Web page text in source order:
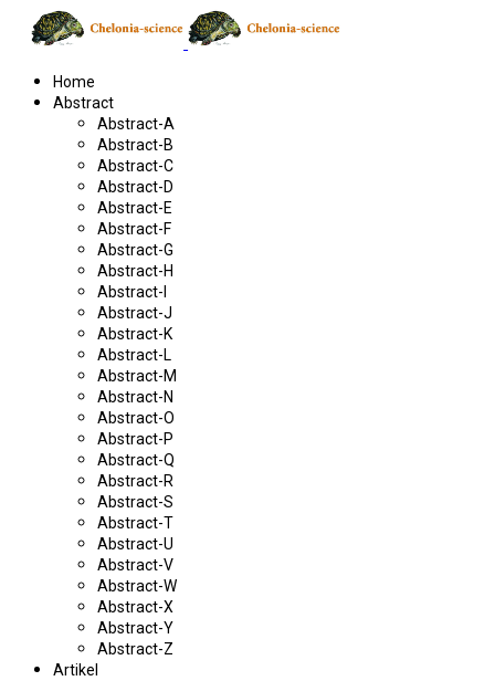
Home
Abstract
Abstract-A
Abstract-B
Abstract-C
Abstract-D
Abstract-E
Abstract-F
Abstract-G
Abstract-H
Abstract-I
Abstract-J
Abstract-K
Abstract-L
Abstract-M
Abstract-N
Abstract-O
Abstract-P
Abstract-Q
Abstract-R
Abstract-S
Abstract-T
Abstract-U
Abstract-V
Abstract-W
Abstract-X
Abstract-Y
Abstract-Z
Artikel